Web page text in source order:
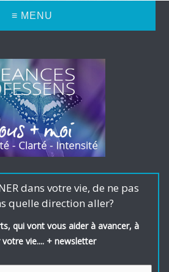
≡ MENU
dans votre vie, de ne pas
quelle direction aller?
qui vont vous aider à avancer, à
vie.... + newsletter